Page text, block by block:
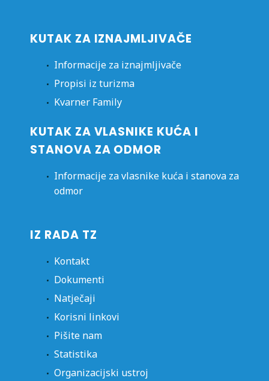
KUTAK ZA IZNAJMLJIVAČE
Informacije za iznajmljivače
Propisi iz turizma
Kvarner Family
KUTAK ZA VLASNIKE KUĆA I
STANOVA ZA ODMOR
Informacije za vlasnike kuća i stanova za
odmor
IZ RADA TZ
Kontakt
Dokumenti
Natječaji
Korisni linkovi
Pišite nam
Statistika
Organizacijski ustroj